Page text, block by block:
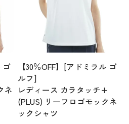
ゴ
ネ
【30％OFF】[アドミラル ゴ
ルフ]
レディース カラタッチ+
(PLUS) リーフロゴモックネ
ックシャツ